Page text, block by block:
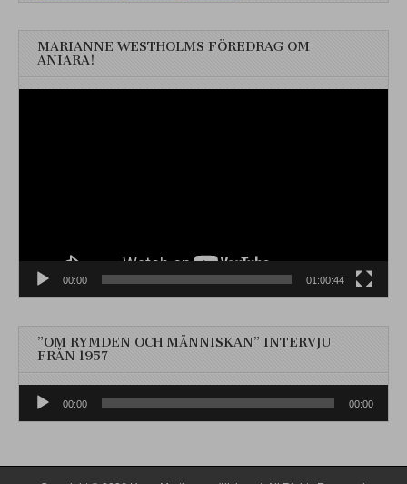
MARIANNE WESTHOLMS FÖREDRAG OM
ANIARA!
00:00 01:00:44
”OM RYMDEN OCH MÄNNISKAN” INTERVJU
FRÅN 1957
Ljudspelare
00:00 00:00